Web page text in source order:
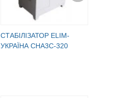
СТАБІЛІЗАТОР ELIM-
УКРАЇНА СНА3С-320